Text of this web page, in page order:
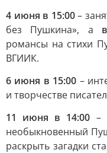
4 июня в 15:00–
без Пушкина», а
романсы на стихи
ВГИИК.
6 июня в 15:00 –
и творчестве
11 июня в 14:00 –
необыкновенный
раскрыть загадки